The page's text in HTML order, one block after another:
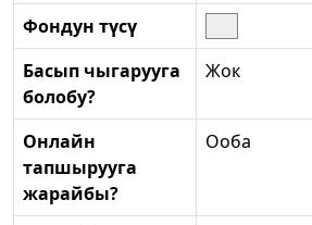
Фондун түсү
Басып чыгарууга
болобу?
Жок
Онлайн
тапшырууга
жарайбы?
Ооба